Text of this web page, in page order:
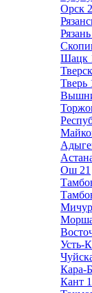
Орск 2
Рязань
Шацк
Тверь
Ош 21
Усть-
Кара-
Кант 1